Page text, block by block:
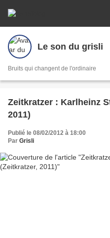
Le son du grisli
Bruits qui changent de l'ordinaire
Zeitkratzer : Karlheinz
2011)
Publié le 08/02/2012 à 18:00
Par Grisli